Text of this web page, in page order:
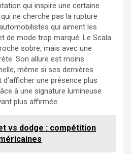
qui inspire une certaine
ne cherche pas la rupture
qui aiment les
de mode trop marqué. Le Scala
sobre, mais avec une
Son allure est moins
même si ses dernières
une présence plus
à une signature lumineuse
plus affirmée.
vs dodge : compétition